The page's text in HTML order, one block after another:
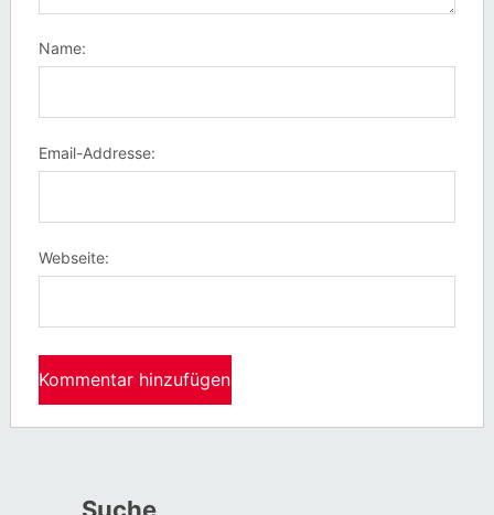
Name:
Email-Addresse:
Webseite:
Suche